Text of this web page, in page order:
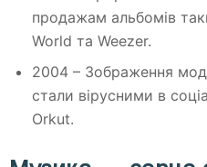
продажам альбомів
World та Weezer.
2004 – Зображення
стали вірусними в
Orkut.